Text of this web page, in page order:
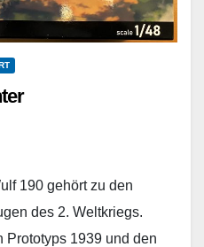
190 gehört zu den
des 2. Weltkriegs.
Prototyps 1939 und den